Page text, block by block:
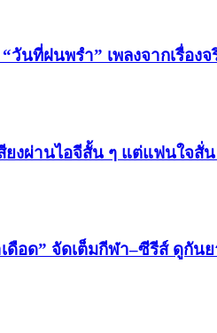
นที่ฝนพรำ” เพลงจากเรื่อง
งผ่านไอจีสั้น ๆ แต่แฟนใจสั่น
อด” จัดเต็มกีฬา–ซีรีส์ ดูกัน